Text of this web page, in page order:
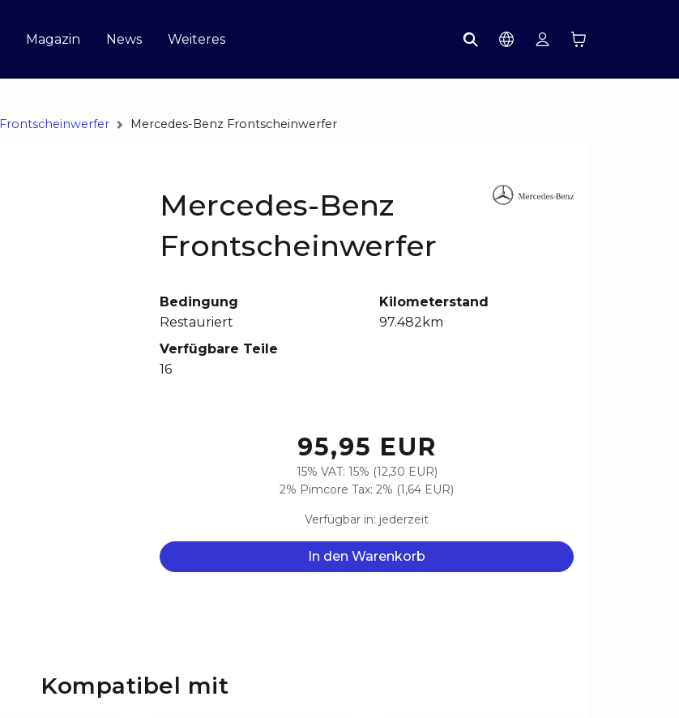
Magazin News Weiteres
Frontscheinwerfer Mercedes-Benz Frontscheinwerfer
Mercedes-Benz
Frontscheinwerfer
Bedingung
Restauriert
Kilometerstand
97.482km
Verfügbare Teile
16
95,95 EUR
15% VAT: 15% (12,30 EUR)
2% Pimcore Tax: 2% (1,64 EUR)
Verfügbar in: jederzeit
In den Warenkorb
Kompatibel mit